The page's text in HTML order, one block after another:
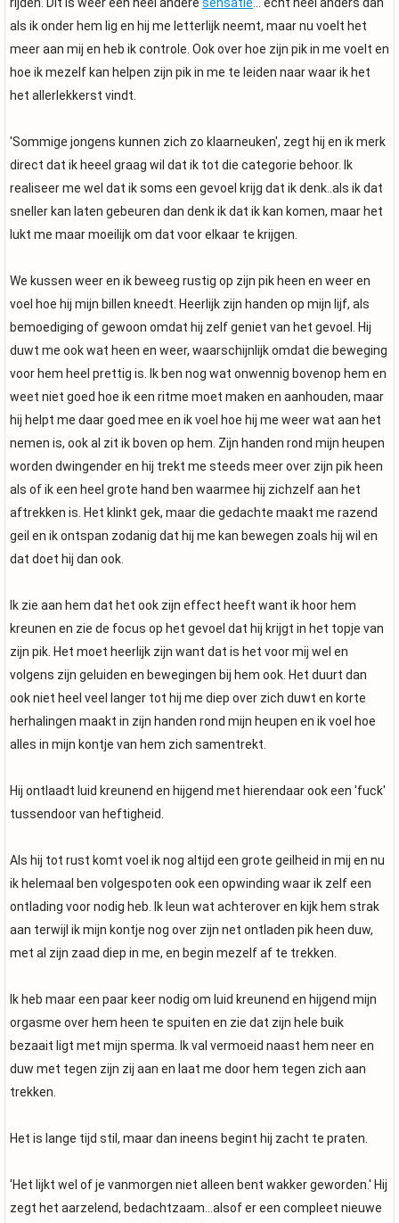
als ik onder hem lig en hij me letterlijk neemt, maar nu voelt het
meer aan mij en heb ik controle. Ook over hoe zijn pik in me voelt en
hoe ik mezelf kan helpen zijn pik in me te leiden naar waar ik het
het allerlekkerst vindt.
'Sommige jongens kunnen zich zo klaarneuken', zegt hij en ik merk
direct dat ik heeel graag wil dat ik tot die categorie behoor. Ik
realiseer me wel dat ik soms een gevoel krijg dat ik denk..als ik dat
sneller kan laten gebeuren dan denk ik dat ik kan komen, maar het
lukt me maar moeilijk om dat voor elkaar te krijgen.
We kussen weer en ik beweeg rustig op zijn pik heen en weer en
voel hoe hij mijn billen kneedt. Heerlijk zijn handen op mijn lijf, als
bemoediging of gewoon omdat hij zelf geniet van het gevoel. Hij
duwt me ook wat heen en weer, waarschijnlijk omdat die beweging
voor hem heel prettig is. Ik ben nog wat onwennig bovenop hem en
weet niet goed hoe ik een ritme moet maken en aanhouden, maar
hij helpt me daar goed mee en ik voel hoe hij me weer wat aan het
nemen is, ook al zit ik boven op hem. Zijn handen rond mijn heupen
worden dwingender en hij trekt me steeds meer over zijn pik heen
als of ik een heel grote hand ben waarmee hij zichzelf aan het
aftrekken is. Het klinkt gek, maar die gedachte maakt me razend
geil en ik ontspan zodanig dat hij me kan bewegen zoals hij wil en
dat doet hij dan ook.
Ik zie aan hem dat het ook zijn effect heeft want ik hoor hem
kreunen en zie de focus op het gevoel dat hij krijgt in het topje van
zijn pik. Het moet heerlijk zijn want dat is het voor mij wel en
volgens zijn geluiden en bewegingen bij hem ook. Het duurt dan
ook niet heel veel langer tot hij me diep over zich duwt en korte
herhalingen maakt in zijn handen rond mijn heupen en ik voel hoe
alles in mijn kontje van hem zich samentrekt.
Hij ontlaadt luid kreunend en hijgend met hierendaar ook een 'fuck'
tussendoor van heftigheid.
Als hij tot rust komt voel ik nog altijd een grote geilheid in mij en nu
ik helemaal ben volgespoten ook een opwinding waar ik zelf een
ontlading voor nodig heb. Ik leun wat achterover en kijk hem strak
aan terwijl ik mijn kontje nog over zijn net ontladen pik heen duw,
met al zijn zaad diep in me, en begin mezelf af te trekken.
Ik heb maar een paar keer nodig om luid kreunend en hijgend mijn
orgasme over hem heen te spuiten en zie dat zijn hele buik
bezaait ligt met mijn sperma. Ik val vermoeid naast hem neer en
duw met tegen zijn zij aan en laat me door hem tegen zich aan
trekken.
Het is lange tijd stil, maar dan ineens begint hij zacht te praten.
'Het lijkt wel of je vanmorgen niet alleen bent wakker geworden.' Hij
zegt het aarzelend, bedachtzaam...alsof er een compleet nieuwe